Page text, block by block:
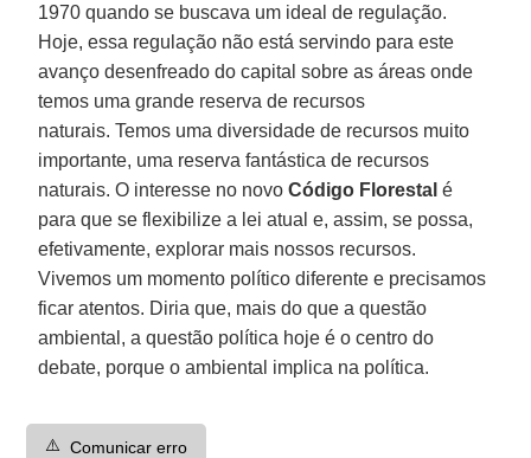
1970 quando se buscava um ideal de regulação.
Hoje, essa regulação não está servindo para este
avanço desenfreado do capital sobre as áreas onde
temos uma grande reserva de recursos
naturais. Temos uma diversidade de recursos muito
importante, uma reserva fantástica de recursos
naturais. O interesse no novoCódigo Florestal é
para que se flexibilize a lei atual e, assim, se possa,
efetivamente, explorar mais nossos recursos.
Vivemos um momento político diferente e precisamos
ficar atentos. Diria que, mais do que a questão
ambiental, a questão política hoje é o centro do
debate, porque o ambiental implica na política.
⚠️ Comunicar erro